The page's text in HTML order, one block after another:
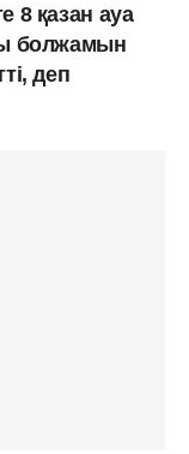
8 қазан ауа
болжамын
деп